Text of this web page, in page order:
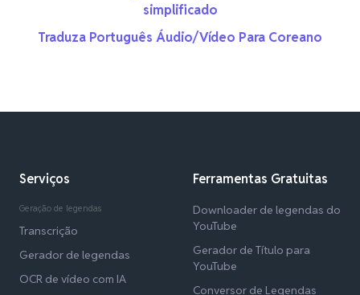
simplificado
Traduza Português Áudio/Vídeo Para Coreano
Serviços
Geração de legendas
Transcrição
Gerador de legendas
OCR de vídeo com IA
Ferramentas Gratuitas
Downloader de legendas do
YouTube
Gerador de Título para
YouTube
Conversor de Legendas